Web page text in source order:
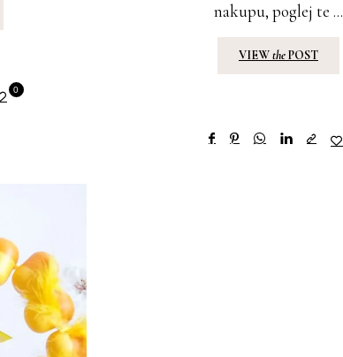
0
nakupu, poglej te ...
VIEWthePOST